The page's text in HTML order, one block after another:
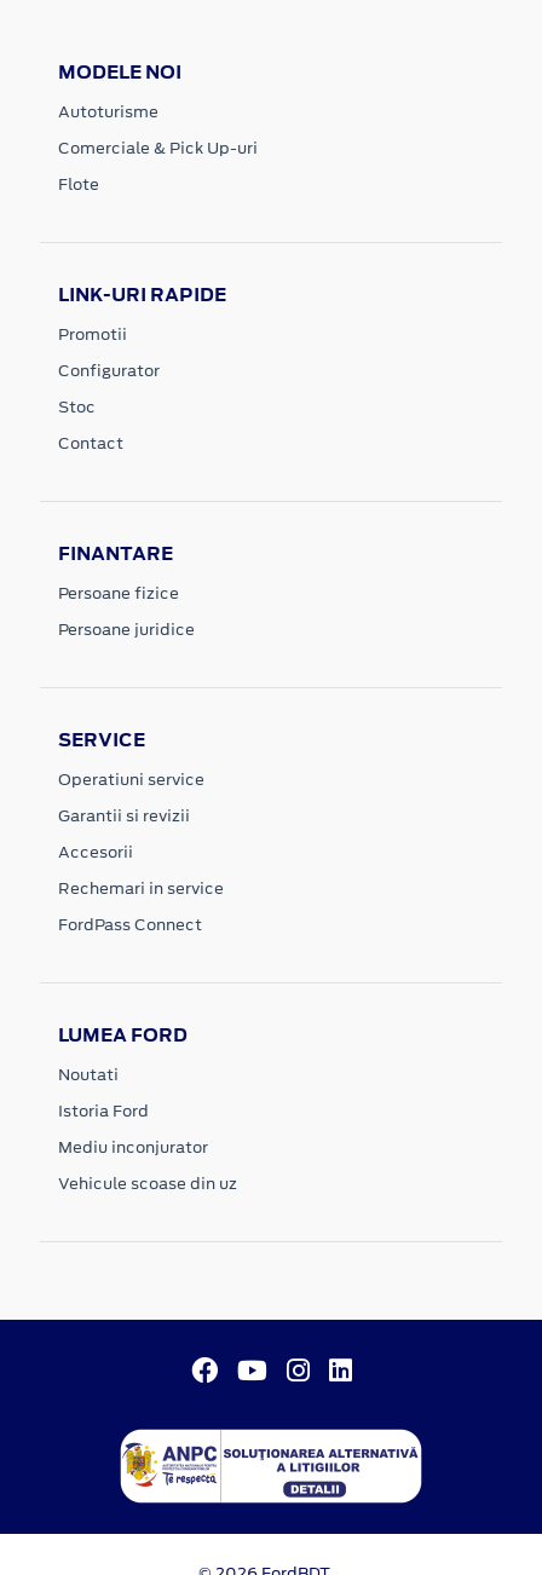
MODELE NOI
Autoturisme
Comerciale & Pick Up-uri
Flote
LINK-URI RAPIDE
Promotii
Configurator
Stoc
Contact
FINANTARE
Persoane fizice
Persoane juridice
SERVICE
Operatiuni service
Garantii si revizii
Accesorii
Rechemari in service
FordPass Connect
LUMEA FORD
Noutati
Istoria Ford
Mediu inconjurator
Vehicule scoase din uz